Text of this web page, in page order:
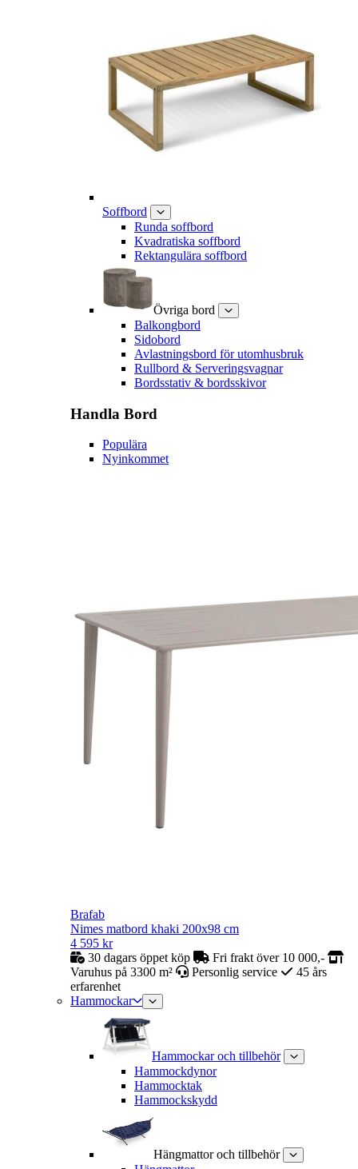
Soffbord
Runda soffbord
Kvadratiska soffbord
Rektangulära soffbord
Övriga bord
Balkongbord
Sidobord
Avlastningsbord för utomhusbruk
Rullbord & Serveringsvagnar
Bordsstativ & bordsskivor
Handla Bord
Populära
Nyinkommet
Brafab
Nimes matbord khaki 200x98 cm
4 595 kr
30 dagars öppet köp
Fri frakt över 10 000,-
Varuhus på 3300 m²
Personlig service
45 års
erfarenhet
Hammockar
Hammockar och tillbehör
Hammockdynor
Hammocktak
Hammockskydd
Hängmattor och tillbehör